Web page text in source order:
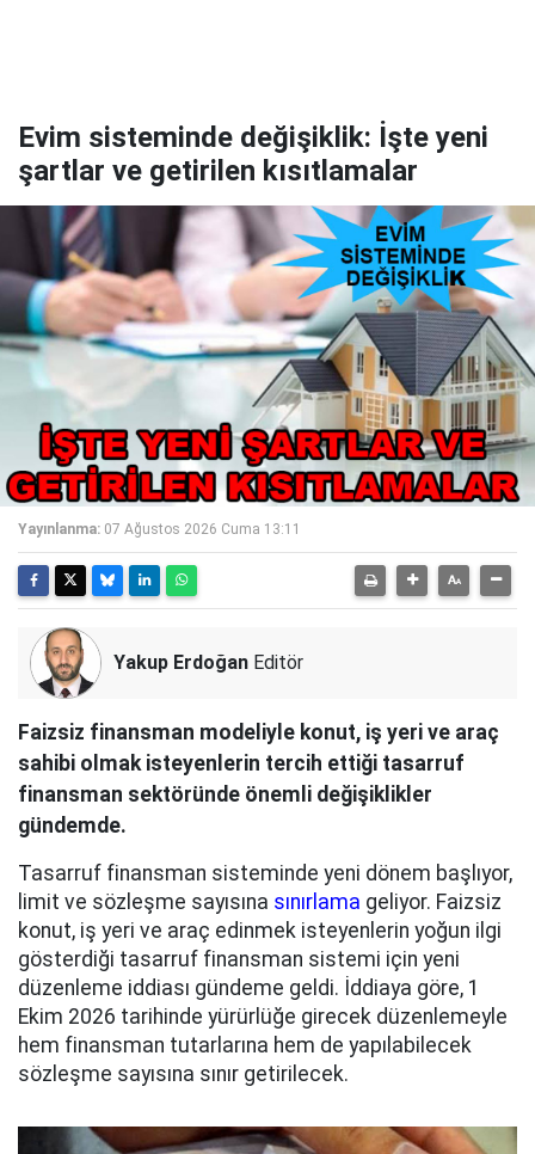
Evim sisteminde değişiklik: İşte yeni
şartlar ve getirilen kısıtlamalar
Yayınlanma: 07 Ağustos 2026 Cuma 13:11
Yakup Erdoğan Editör
Faizsiz finansman modeliyle konut, iş yeri ve araç
sahibi olmak isteyenlerin tercih ettiği tasarruf
finansman sektöründe önemli değişiklikler
gündemde.
Tasarruf finansman sisteminde yeni dönem başlıyor,
limit ve sözleşme sayısına sınırlama geliyor. Faizsiz
konut, iş yeri ve araç edinmek isteyenlerin yoğun ilgi
gösterdiği tasarruf finansman sistemi için yeni
düzenleme iddiası gündeme geldi. İddiaya göre, 1
Ekim 2026 tarihinde yürürlüğe girecek düzenlemeyle
hem finansman tutarlarına hem de yapılabilecek
sözleşme sayısına sınır getirilecek.